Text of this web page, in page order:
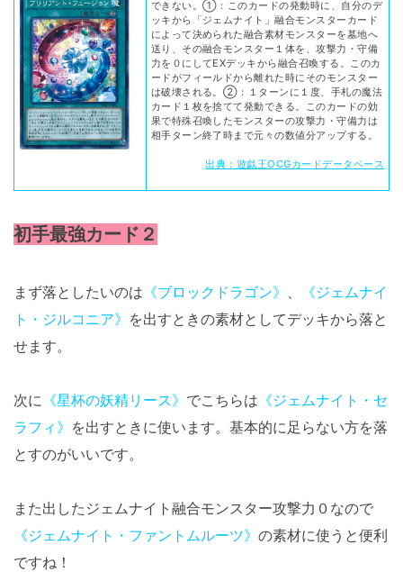
できない。①：このカードの発動時に、自分のデ
ッキから「ジェムナイト」融合モンスターカード
によって決められた融合素材モンスターを墓地へ
送り、その融合モンスター１体を、攻撃力・守備
力を０にしてEXデッキから融合召喚する。このカ
ードがフィールドから離れた時にそのモンスター
は破壊される。②：１ターンに１度、手札の魔法
カード１枚を捨てて発動できる。このカードの効
果で特殊召喚したモンスターの攻撃力・守備力は
相手ターン終了時まで元々の数値分アップする。
出典：遊戯王OCGカードデータベース
初手最強カード２
まず落としたいのは 《ブロックドラゴン》
《ジェムナイ
ト・ジルコニア》 を出すときの素材としてデッキから落と
せます。
次に 《星杯の妖精リース》 でこちらは 《ジェムナイト・セ
ラフィ》 を出すときに使います。基本的に足らない方を落
とすのがいいです。
また出したジェムナイト融合モンスター攻撃力０なので
《ジェムナイト・ファントムルーツ》 の素材に使うと便利
ですね！